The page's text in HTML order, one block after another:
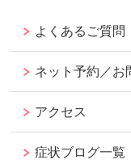
よくあるご質問
ネット予約／お
アクセス
症状ブログ一覧